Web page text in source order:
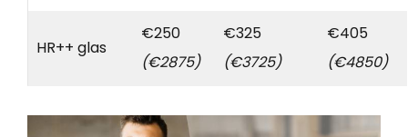
HR++ glas
€250
(€2875)
€325
(€3725)
€405
(€4850)